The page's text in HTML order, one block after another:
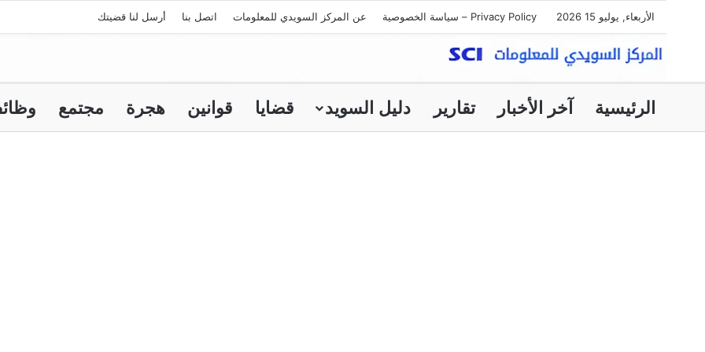
الأربعاء, يوليو 15 2026 Privacy Policy – سياسة الخصوصية عن المركز السويدي للمعلومات اتصل بنا أرسل لنا قضيتك
الرئيسية آخر الأخبار تقارير دليل السويد قضايا قوانين هجرة مجتمع